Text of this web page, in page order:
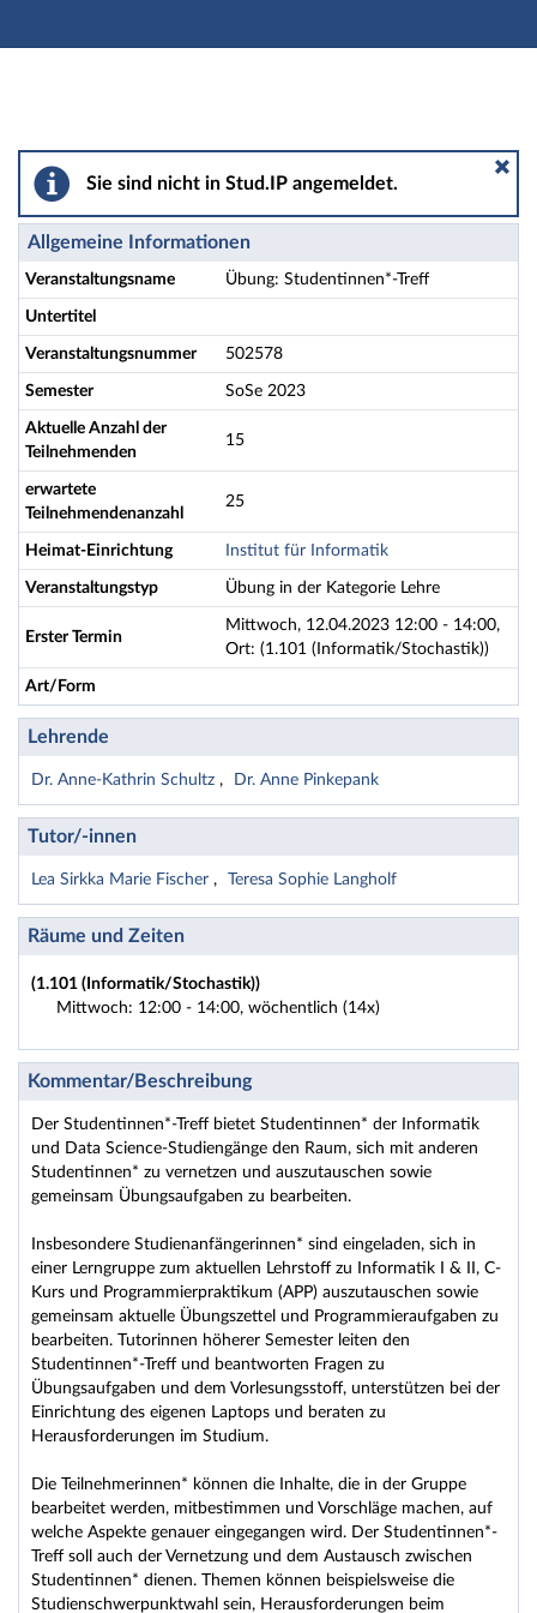
Hauptnavigation
Übung: Studentinnen*-Treff - Details
Sie sind nicht in Stud.IP angemeldet.
Allgemeine Informationen
Veranstaltungsname Übung: Studentinnen*-Treff
Untertitel
Veranstaltungsnummer 502578
Semester SoSe 2023
Aktuelle Anzahl der
Teilnehmenden
15
erwartete
Teilnehmendenanzahl
25
Heimat-Einrichtung Institut für Informatik
Veranstaltungstyp Übung in der Kategorie Lehre
Erster Termin
Mittwoch, 12.04.2023 12:00 - 14:00,
Ort: (1.101 (Informatik/Stochastik))
Art/Form
Lehrende
Dr. Anne-Kathrin Schultz Dr. Anne Pinkepank
Tutor/-innen
Lea Sirkka Marie Fischer Teresa Sophie Langholf
Räume und Zeiten
(1.101 (Informatik/Stochastik))
Mittwoch: 12:00 - 14:00, wöchentlich (14x)
Kommentar/Beschreibung
Der Studentinnen*-Treff bietet Studentinnen* der Informatik
und Data Science-Studiengänge den Raum, sich mit anderen
Studentinnen* zu vernetzen und auszutauschen sowie
gemeinsam Übungsaufgaben zu bearbeiten.
Insbesondere Studienanfängerinnen* sind eingeladen, sich in
einer Lerngruppe zum aktuellen Lehrstoff zu Informatik I & II, C-
Kurs und Programmierpraktikum (APP) auszutauschen sowie
gemeinsam aktuelle Übungszettel und Programmieraufgaben zu
bearbeiten. Tutorinnen höherer Semester leiten den
Studentinnen*-Treff und beantworten Fragen zu
Übungsaufgaben und dem Vorlesungsstoff, unterstützen bei der
Einrichtung des eigenen Laptops und beraten zu
Herausforderungen im Studium.
Die Teilnehmerinnen* können die Inhalte, die in der Gruppe
bearbeitet werden, mitbestimmen und Vorschläge machen, auf
welche Aspekte genauer eingegangen wird. Der Studentinnen*-
Treff soll auch der Vernetzung und dem Austausch zwischen
Studentinnen* dienen. Themen können beispielsweise die
Studienschwerpunktwahl sein, Herausforderungen beim